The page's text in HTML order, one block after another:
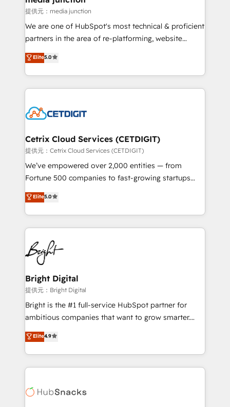
Mexico, USA, and Portugal—we've executed over a
hundred successful operations. Our approach,
rooted in RevOps principles, integrates analysis,
training, planning, and qualification. Leveraging
technology, data analytics, CRM optimization, and
potential and achieve sustained growth in today's
competitive market.
提供元：media junction
We are one of HubSpot's most technical & proficient
partners in the area of re-platforming, website
design & development. We specialize in multi-hub
implementations for mid-market & enterprise
companies. We are woman-owned, powered by
coffee, and we ❤️ dogs. We produce award-winning
Impact Award 🏆2022 Technical Expertise Impact
Award 🏆2020 Elite Solutions Partner 🏆2019
Integrations HubSpot Impact Award 🏆2019
Marketing Enablement HubSpot Impact Award 🏆
2018 Website Design HubSpot Impact Award 🏆2017
Growth-Driven Design Agency of the Year 🏆2016
Sales Enablement HubSpot Impact Award 🏆2015
HubSpot COS Performance Award 🏆2014 HubSpot
COS Design Award 🏆2013 HubSpot Marketplace
Partner 📆Founded in 1997
Elite5.0
Cetrix Cloud Services (CETDIGIT)
提供元：Cetrix Cloud Services (CETDIGIT)
We’ve empowered over 2,000 entities — from
Fortune 500 companies to fast-growing startups
and nonprofits — to streamline operations, scale
revenue, and unlock the full potential of HubSpot.
With deep technical and industry expertise, we fuse
automation, integration, and AI innovation to deliver
lasting impact. We specialize in: • Turnkey and end-
to-end HubSpot implementations • Onboarding for
Sales, Service, Marketing & Content Hubs • AI voice
and chat agents, predictive automation, and smart
workflows • Salesforce + HubSpot integration •
RevOps and AI-driven sales enablement • Website
design and CMS development • ERP integration: SAP,
and CRM migration from any platform •
Client/member portals built on HubSpot • Custom
WooCommerce, BuilderTrend, and more Experience
the difference — reach out to see how AI + HubSpot
Elite5.0
Bright Digital
提供元：Bright Digital
Bright is the #1 full-service HubSpot partner for
ambitious companies that want to grow smarter.
From HubSpot onboarding, to training, from
developing a new website to lead generation and
digital marketing; we do it all (and with great
results)! In short, our services include: - HubSpot
HubSpot development: websites, custom modules,
Elite4.9